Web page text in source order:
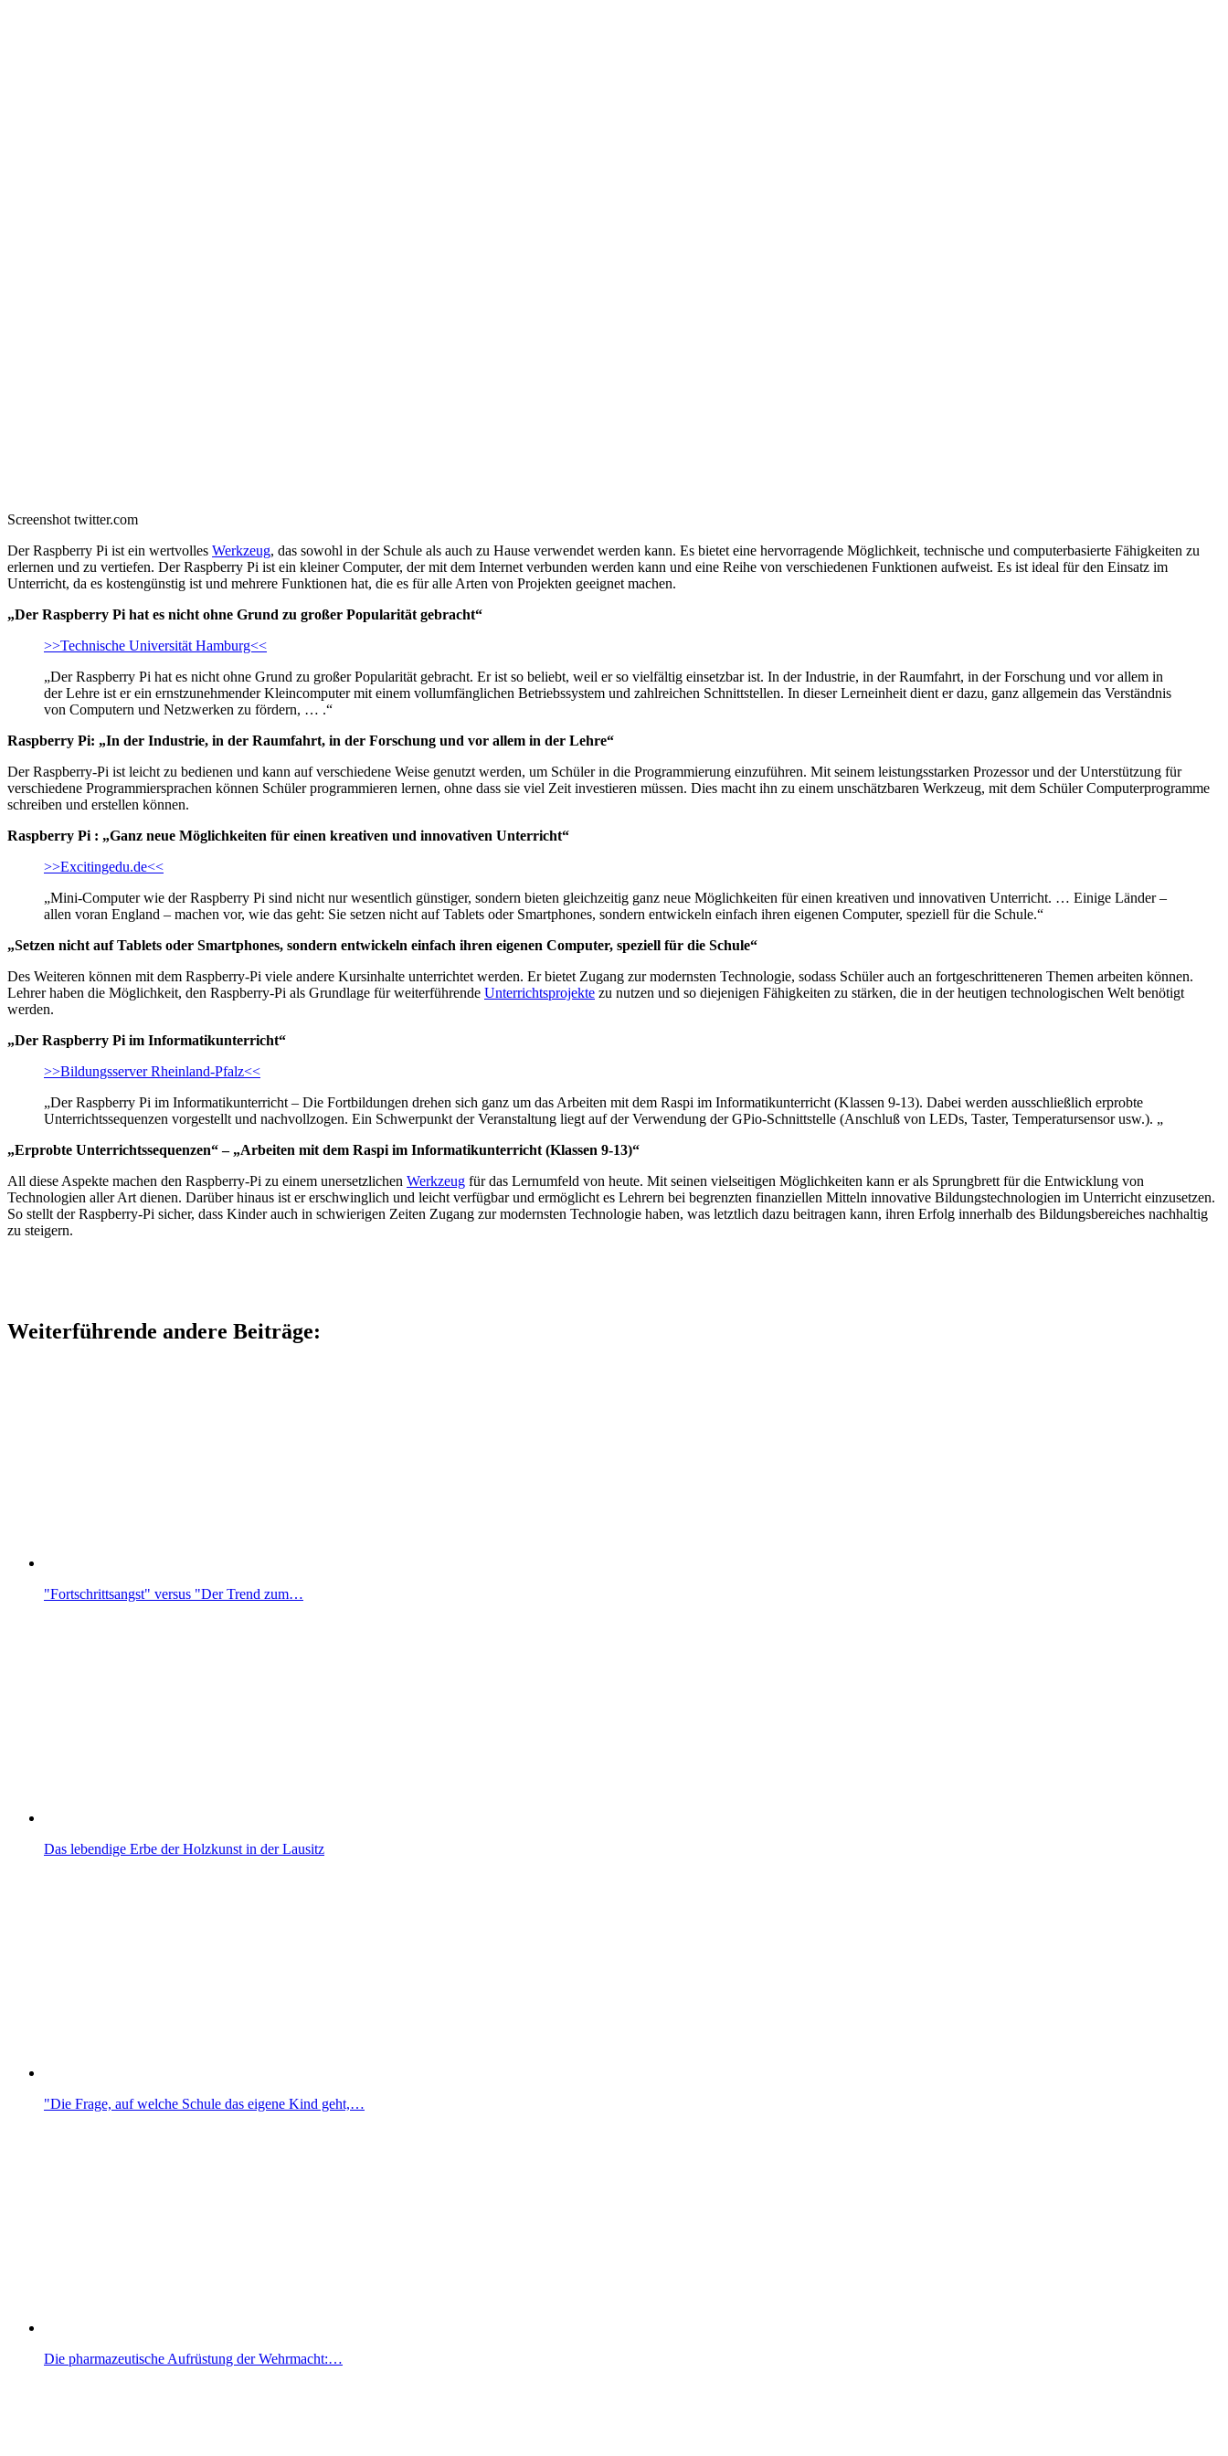
Screenshot twitter.com
Der Raspberry Pi ist ein wertvolles Werkzeug, das sowohl in der Schule als auch zu Hause verwendet werden kann. Es bietet eine hervorragende Möglichkeit, technische und computerbasierte Fähigkeiten zu
erlernen und zu vertiefen. Der Raspberry Pi ist ein kleiner Computer, der mit dem Internet verbunden werden kann und eine Reihe von verschiedenen Funktionen aufweist. Es ist ideal für den Einsatz im
Unterricht, da es kostengünstig ist und mehrere Funktionen hat, die es für alle Arten von Projekten geeignet machen.
„Der Raspberry Pi hat es nicht ohne Grund zu großer Popularität gebracht“
>>Technische Universität Hamburg<<
„Der Raspberry Pi hat es nicht ohne Grund zu großer Popularität gebracht. Er ist so beliebt, weil er so vielfältig einsetzbar ist. In der Industrie, in der Raumfahrt, in der Forschung und vor allem in
der Lehre ist er ein ernstzunehmender Kleincomputer mit einem vollumfänglichen Betriebssystem und zahlreichen Schnittstellen. In dieser Lerneinheit dient er dazu, ganz allgemein das Verständnis
von Computern und Netzwerken zu fördern, … .“
Raspberry Pi: „In der Industrie, in der Raumfahrt, in der Forschung und vor allem in der Lehre“
Der Raspberry-Pi ist leicht zu bedienen und kann auf verschiedene Weise genutzt werden, um Schüler in die Programmierung einzuführen. Mit seinem leistungsstarken Prozessor und der Unterstützung für
verschiedene Programmiersprachen können Schüler programmieren lernen, ohne dass sie viel Zeit investieren müssen. Dies macht ihn zu einem unschätzbaren Werkzeug, mit dem Schüler Computerprogramme
schreiben und erstellen können.
Raspberry Pi : „Ganz neue Möglichkeiten für einen kreativen und innovativen Unterricht“
>>Excitingedu.de<<
„Mini-Computer wie der Raspberry Pi sind nicht nur wesentlich günstiger, sondern bieten gleichzeitig ganz neue Möglichkeiten für einen kreativen und innovativen Unterricht. … Einige Länder –
allen voran England – machen vor, wie das geht: Sie setzen nicht auf Tablets oder Smartphones, sondern entwickeln einfach ihren eigenen Computer, speziell für die Schule.“
„Setzen nicht auf Tablets oder Smartphones, sondern entwickeln einfach ihren eigenen Computer, speziell für die Schule“
Des Weiteren können mit dem Raspberry-Pi viele andere Kursinhalte unterrichtet werden. Er bietet Zugang zur modernsten Technologie, sodass Schüler auch an fortgeschritteneren Themen arbeiten können.
Lehrer haben die Möglichkeit, den Raspberry-Pi als Grundlage für weiterführende Unterrichtsprojekte zu nutzen und so diejenigen Fähigkeiten zu stärken, die in der heutigen technologischen Welt benötigt
werden.
„Der Raspberry Pi im Informatikunterricht“
>>Bildungsserver Rheinland-Pfalz<<
„Der Raspberry Pi im Informatikunterricht – Die Fortbildungen drehen sich ganz um das Arbeiten mit dem Raspi im Informatikunterricht (Klassen 9-13). Dabei werden ausschließlich erprobte
Unterrichtssequenzen vorgestellt und nachvollzogen. Ein Schwerpunkt der Veranstaltung liegt auf der Verwendung der GPio-Schnittstelle (Anschluß von LEDs, Taster, Temperatursensor usw.). „
„Erprobte Unterrichtssequenzen“ – „Arbeiten mit dem Raspi im Informatikunterricht (Klassen 9-13)“
All diese Aspekte machen den Raspberry-Pi zu einem unersetzlichen Werkzeug für das Lernumfeld von heute. Mit seinen vielseitigen Möglichkeiten kann er als Sprungbrett für die Entwicklung von
Technologien aller Art dienen. Darüber hinaus ist er erschwinglich und leicht verfügbar und ermöglicht es Lehrern bei begrenzten finanziellen Mitteln innovative Bildungstechnologien im Unterricht einzusetzen.
So stellt der Raspberry-Pi sicher, dass Kinder auch in schwierigen Zeiten Zugang zur modernsten Technologie haben, was letztlich dazu beitragen kann, ihren Erfolg innerhalb des Bildungsbereiches nachhaltig
zu steigern.
Weiterführende andere Beiträge:
"Fortschrittsangst" versus "Der Trend zum…
Das lebendige Erbe der Holzkunst in der Lausitz
"Die Frage, auf welche Schule das eigene Kind geht,…
Die pharmazeutische Aufrüstung der Wehrmacht:…